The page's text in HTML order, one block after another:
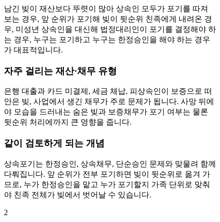
남긴 빚이 재산보다 뚜렷이 많아 상속인 모두가 포기를 따져
보는 경우, 앞 순위가 포기해 빚이 뒷순위 친족에게 내려온 경
우, 미성년 상속인을 대신해 법정대리인이 포기를 결정해야 하
는 경우, 누구는 포기하고 누구는 한정승인을 해야 하는 경우
가 대표적입니다.
자주 걸리는 재산·채무 유형
은행 대출과 카드 미결제, 세금 체납, 피상속인이 보증으로 떠
안은 빚, 사업에서 생긴 채무가 주로 문제가 됩니다. 사망 뒤에
야 모습을 드러내는 숨은 빚과 보증채무가 포기 여부는 물론
뒷순위 처리에까지 큰 영향을 줍니다.
같이 검토하게 되는 개념
상속포기는 한정승인, 상속채무, 단순승인 문제와 맞물려 함께
다뤄집니다. 앞 순위가 전부 포기하면 빚이 뒷순위로 옮겨 가
므로, 누가 한정승인을 맡고 누가 포기할지 가족 단위로 맞춰
야 친족 전체가 빚에서 벗어날 수 있습니다.
2